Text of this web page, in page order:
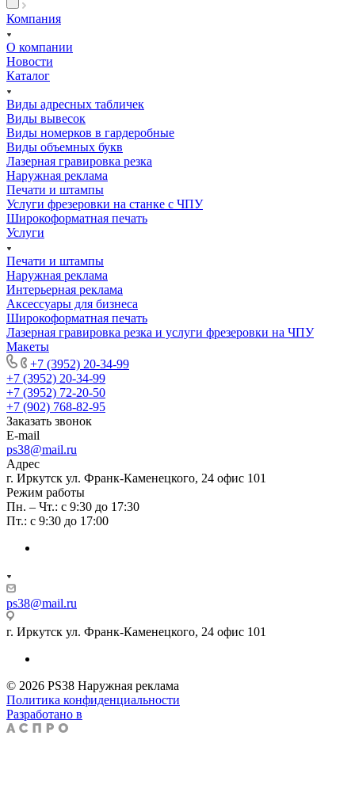
Компания
О компании
Новости
Каталог
Виды адресных табличек
Виды вывесок
Виды номерков в гардеробные
Виды объемных букв
Лазерная гравировка резка
Наружная реклама
Печати и штампы
Услуги фрезеровки на станке с ЧПУ
Широкоформатная печать
Услуги
Печати и штампы
Наружная реклама
Интерьерная реклама
Аксессуары для бизнеса
Широкоформатная печать
Лазерная гравировка резка и услуги фрезеровки на ЧПУ
Макеты
+7 (3952) 20-34-99
+7 (3952) 20-34-99
+7 (3952) 72-20-50
+7 (902) 768-82-95
Заказать звонок
E-mail
ps38@mail.ru
Адрес
г. Иркутск ул. Франк-Каменецкого, 24 офис 101
Режим работы
Пн. – Чт.: с 9:30 до 17:30
Пт.: с 9:30 до 17:00
ps38@mail.ru
г. Иркутск ул. Франк-Каменецкого, 24 офис 101
© 2026 PS38 Наружная реклама
Политика конфиденциальности
Разработано в